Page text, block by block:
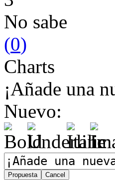
No sabe
(0)
Charts
¡Añade una
Nuevo: